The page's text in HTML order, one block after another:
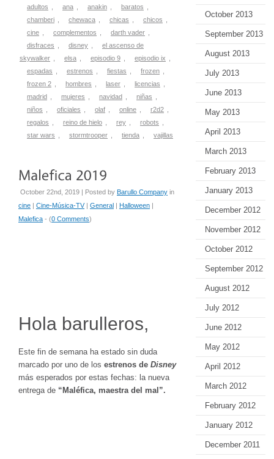
adultos ana anakin baratos
chamberi
chewaca chicas chicos
cine
complementos darth vader
disfraces
disney
el ascenso de
skywalker
elsa episodio 9 episodio ix
espadas
estrenos fiestas frozen
frozen 2
hombres laser licencias
madrid
mujeres navidad niñas
niños
oficiales olaf online r2d2
regalos
reino de hielo rey robots
star wars
stormtrooper tienda vajillas
October 22nd, 2019 | Posted by Barullo Company in
cine | Cine-Música-TV| General | Halloween |
Malefica - (0 Comments)
Hola barulleros,
Este fin de semana ha estado sin duda
marcado por uno de los estrenos de Disney
más esperados por estas fechas: la nueva
entrega de “Maléfica, maestra del mal”.
October 2013
September 2013
August 2013
July 2013
June 2013
May 2013
April 2013
March 2013
February 2013
January 2013
December 2012
November 2012
October 2012
September 2012
August 2012
July 2012
June 2012
May 2012
April 2012
March 2012
February 2012
January 2012
December 2011